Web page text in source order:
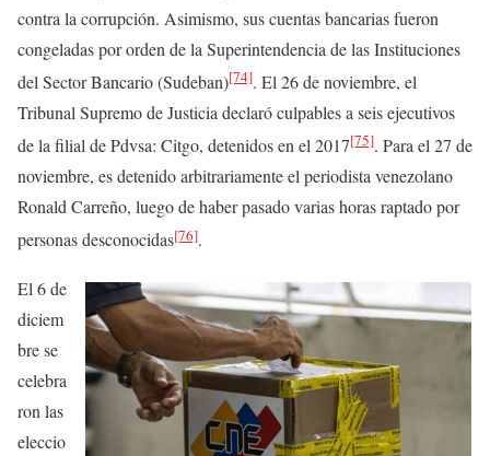
contra la corrupción. Asimismo, sus cuentas bancarias fueron
congeladas por orden de la Superintendencia de las Instituciones
del Sector Bancario (Sudeban)[74]. El 26 de noviembre, el
Tribunal Supremo de Justicia declaró culpables a seis ejecutivos
de la filial de Pdvsa: Citgo, detenidos en el 2017[75]. Para el 27 de
noviembre, es detenido arbitrariamente el periodista venezolano
Ronald Carreño, luego de haber pasado varias horas raptado por
personas desconocidas[76].
El 6 de
diciem
bre se
celebra
ron las
eleccio